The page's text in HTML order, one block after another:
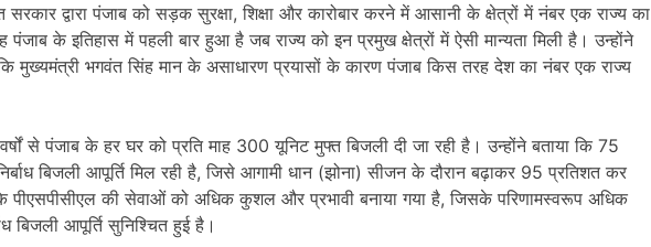
द्वारा पंजाब को सड़क सुरक्षा, शिक्षा और कारोबार करने में आसानी के क्षेत्रों में नंबर एक राज्य का
पंजाब के इतिहास में पहली बार हुआ है जब राज्य को इन प्रमुख क्षेत्रों में ऐसी मान्यता मिली है। उन्होंने
मुख्यमंत्री भगवंत सिंह मान के असाधारण प्रयासों के कारण पंजाब किस तरह देश का नंबर एक राज्य
से पंजाब के हर घर को प्रति माह 300 यूनिट मुफ्त बिजली दी जा रही है। उन्होंने बताया कि 75
बिजली आपूर्ति मिल रही है, जिसे आगामी धान (झोना) सीजन के दौरान बढ़ाकर 95 प्रतिशत कर
कि पीएसपीसीएल की सेवाओं को अधिक कुशल और प्रभावी बनाया गया है, जिसके परिणामस्वरूप अधिक
बिजली आपूर्ति सुनिश्चित हुई है।